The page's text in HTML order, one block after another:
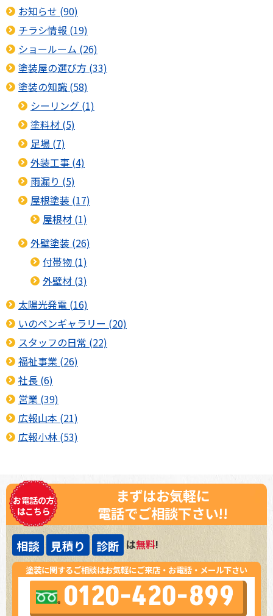
お知らせ (90)
チラシ情報 (19)
ショールーム (26)
塗装屋の選び方 (33)
塗装の知識 (58)
シーリング (1)
塗料材 (5)
足場 (7)
外装工事 (4)
雨漏り (5)
屋根塗装 (17)
屋根材 (1)
外壁塗装 (26)
付帯物 (1)
外壁材 (3)
太陽光発電 (16)
いのペンギャラリー (20)
スタッフの日常 (22)
福祉事業 (26)
社長 (6)
営業 (39)
広報山本 (21)
広報小林 (53)
お電話の方
はこちら
まずはお気軽に
電話でご相談下さい!!
相談 見積り 診断 は無料!
塗装に関するご相談はお気軽にご来店・お電話・メール下さい
0120-420-899